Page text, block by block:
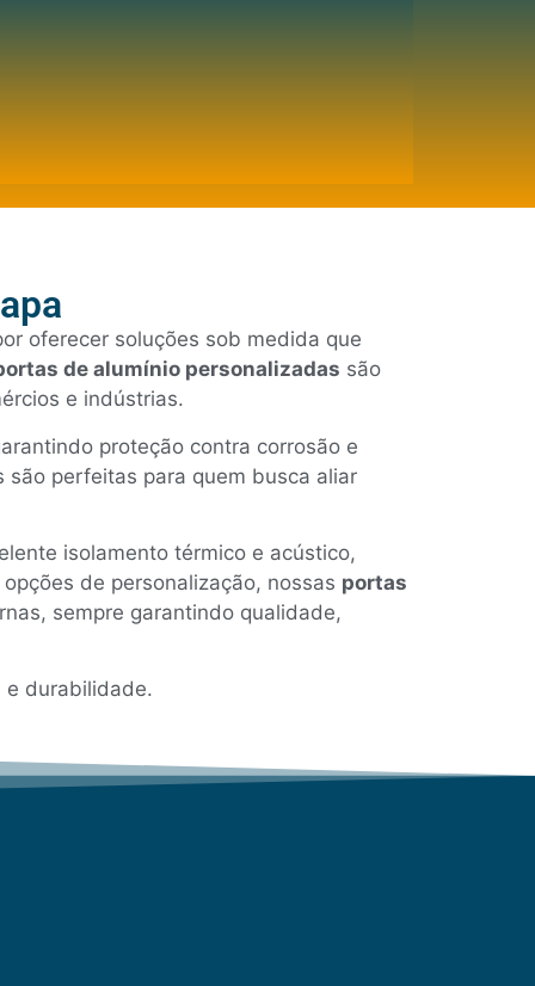
oferecer soluções sob medida que
de alumínio personalizadas são
e indústrias.
proteção contra corrosão e
perfeitas para quem busca aliar
isolamento térmico e acústico,
de personalização, nossas portas
sempre garantindo qualidade,
e durabilidade.